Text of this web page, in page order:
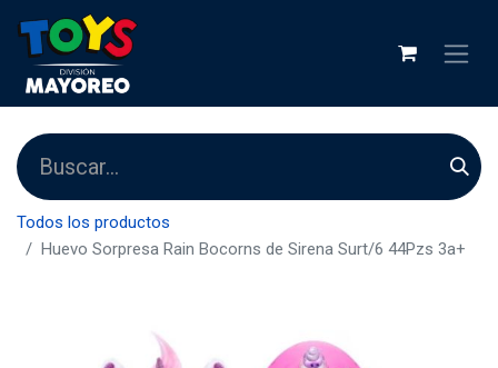
Todos los productos
Huevo Sorpresa Rain Bocorns de Sirena Surt/6 44Pzs 3a+